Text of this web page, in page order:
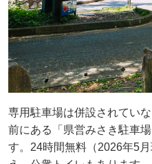
専用駐車場は併設されてい
前にある「県営みさき駐車
す。24時間無料（2026年5